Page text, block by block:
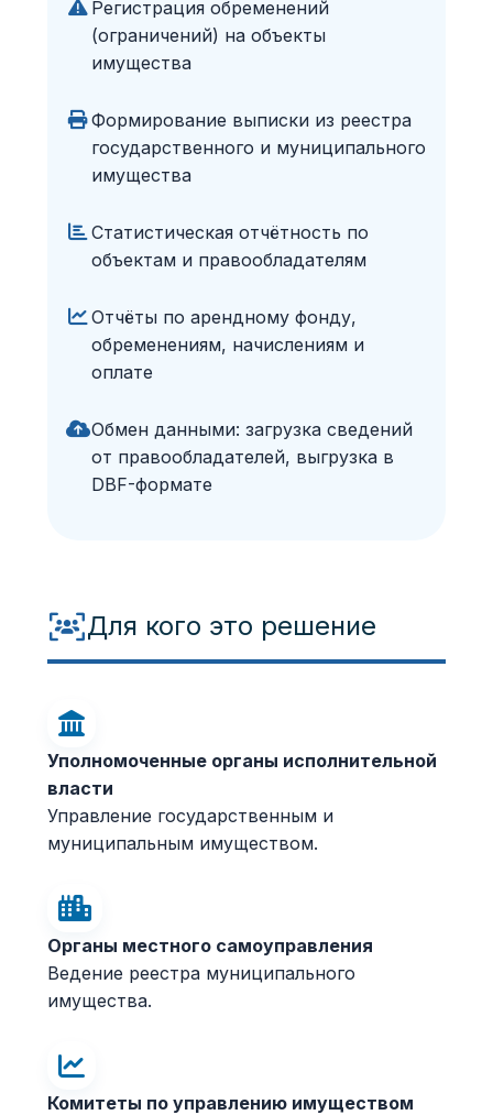
Регистрация обременений
(ограничений) на объекты
имущества
Формирование выписки из реестра
государственного и муниципального
имущества
Статистическая отчётность по
объектам и правообладателям
Отчёты по арендному фонду,
обременениям, начислениям и
оплате
Обмен данными: загрузка сведений
от правообладателей, выгрузка в
DBF-формате
Для кого это решение
Уполномоченные органы исполнительной
власти
Управление государственным и
муниципальным имуществом.
Органы местного самоуправления
Ведение реестра муниципального
имущества.
Комитеты по управлению имуществом